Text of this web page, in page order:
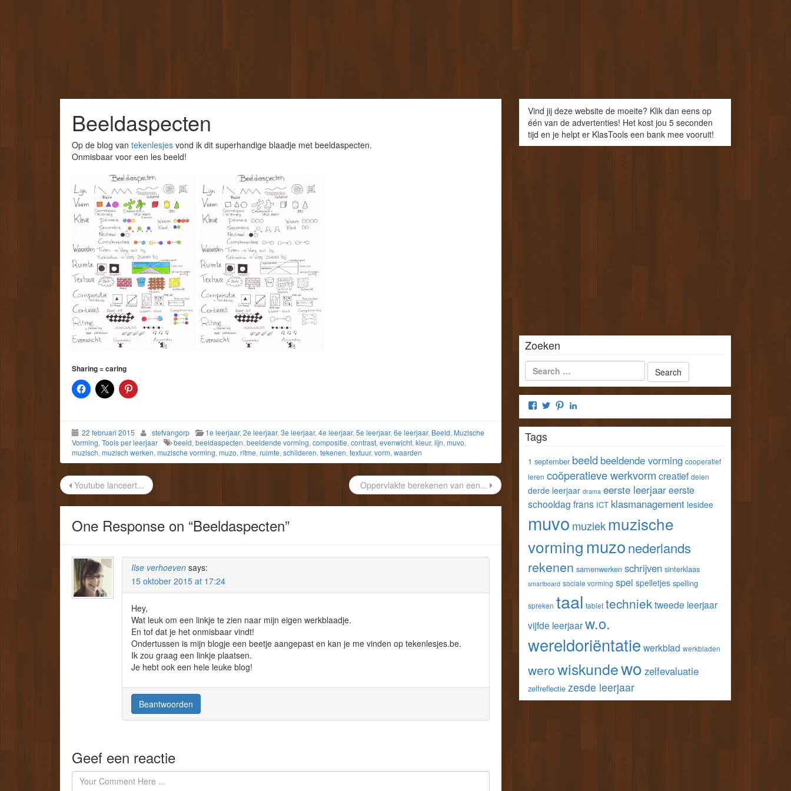
Beeldaspecten
Op de blog van tekenlesjes vond ik dit superhandige blaadje met beeldaspecten.
Onmisbaar voor een les beeld!
Sharing = caring
22 februari 2015 stefvangorp 1e leerjaar, 2e leerjaar, 3e leerjaar, 4e leerjaar, 5e leerjaar, 6e leerjaar, Beeld, Muzische
Vorming, Tools per leerjaar beeld, beeldaspecten, beeldende vorming, compositie, contrast, evenwicht, kleur, lijn, muvo,
muzisch, muzisch werken, muzische vorming, muzo, ritme, ruimte, schilderen, tekenen, textuur, vorm, waarden
Post
navigation
Youtube lanceert... Oppervlakte berekenen van een...
One Response on “Beeldaspecten”
Ilse verhoeven says:
15 oktober 2015 at 17:24
Hey,
Wat leuk om een linkje te zien naar mijn eigen werkblaadje.
En tof dat je het onmisbaar vindt!
Ondertussen is mijn blogje een beetje aangepast en kan je me vinden op tekenlesjes.be.
Ik zou graag een linkje plaatsen.
Je hebt ook een hele leuke blog!
Beantwoorden
Geef een reactie
Vind jij deze website de moeite? Klik dan eens op
één van de advertenties! Het kost jou 5 seconden
tijd en je helpt er KlasTools een bank mee vooruit!
Zoeken
Bekijk
van
klastools
Facebook
Bekijk
Twitter
Bekijk
Pinterest
LinkedIn
Tags
1 september beeld beeldende vorming cooperatief
leren coöperatieve werkvorm creatief delen
derde leerjaar drama eerste leerjaareerste
schooldag frans ICT klasmanagement lesidee
muvo muziekmuzische
vorming muzonederlands
rekenen samenwerken schrijven sinterklaas
smartboard sociale vorming spel spelletjes spelling
spreken taal tablet techniektweede leerjaar
vijfde leerjaarw.o.
wereldoriëntatie werkblad werkbladen
werowiskundewo zelfevaluatie
zelfreflectie zesde leerjaar